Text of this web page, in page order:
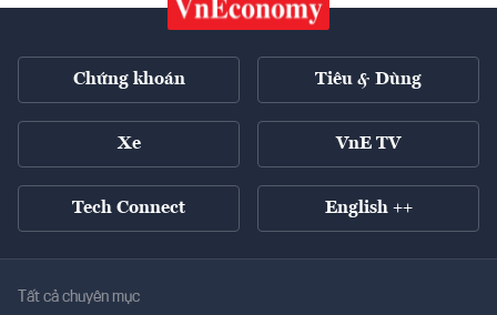
Chứng khoán Tiêu & Dùng
Xe VnE TV
Tech Connect English ++
Tất cả chuyên mục